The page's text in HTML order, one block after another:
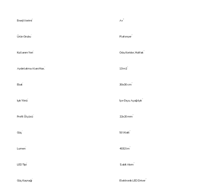
Enerji Verimi A+
Ürün Grubu Plafonyer
Kullanım Yeri Oda, Koridor, Mutfak
Aydınlatma Alanı Max. 13 m2
Ebat 30x30 cm
Işık Yönü İçe-Dışa, Aşağı Işık
Profil Ölçüsü 22x20 mm
Güç 50 Watt
Lumen 4032 lm
LED Tipi Sabit Akım
Güç Kaynağı Elektronik LED Driver